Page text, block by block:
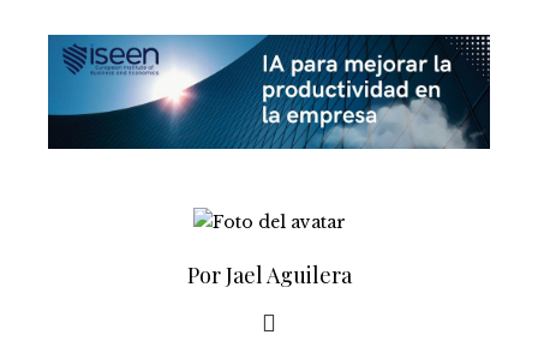
Por Jael Aguilera